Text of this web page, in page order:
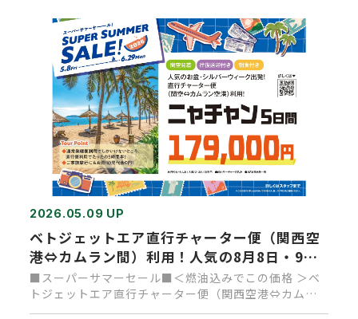
2026.05.09 UP
ベトジェットエア直行チャーター便（関西空
港⇔カムラン間）利用！人気の8月8日・9月
19日出発！ニャチャン5日間
■スーパーサマーセール■＜燃油込みでこの価格 ＞ベ
トジェットエア直行チャーター便（関西空港⇔カムラ
ン間）利用！人気の8月…